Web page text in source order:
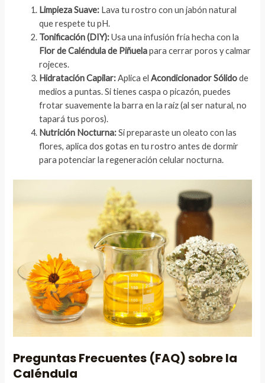
Limpieza Suave: Lava tu rostro con un jabón natural
que respete tu pH.
Tonificación (DIY):Usa una infusión fría hecha con la
Flor de Caléndula de Piñuelapara cerrar poros y calmar
rojeces.
Hidratación Capilar:Aplica elAcondicionador Sólidode
medios a puntas. Si tienes caspa o picazón, puedes
frotar suavemente la barra en la raíz (al ser natural, no
tapará tus poros).
Nutrición Nocturna:Si preparaste un oleato con las
flores, aplica dos gotas en tu rostro antes de dormir
para potenciar la regeneración celular nocturna.
Preguntas Frecuentes (FAQ) sobre la
Caléndula